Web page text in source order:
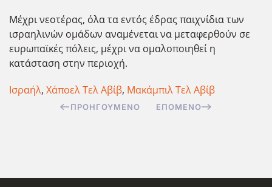
Μέχρι νεοτέρας, όλα τα εντός έδρας παιχνίδια των
ισραηλινών ομάδων αναμένεται να μεταφερθούν σε
ευρωπαϊκές πόλεις, μέχρι να ομαλοποιηθεί η
κατάσταση στην περιοχή.
Ισραήλ, Χάποελ Τελ Αβίβ, Μακάμπιλ Τελ Αβίβ
ΠΡΟΗΓΟΎΜΕΝΟ ΕΠΌΜΕΝΟ